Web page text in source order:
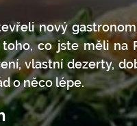
nový
co jste měli na
vlastní dezerty,
o něco lépe.